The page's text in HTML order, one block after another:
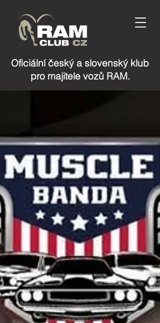
Oficiální český a slovenský klub
pro majitele vozů RAM.